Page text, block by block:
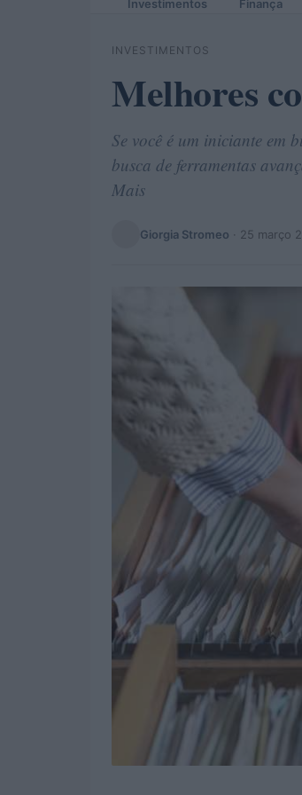
Investimentos Finança
INVESTIMENTOS
Melhores
Se você é um iniciante em
busca de ferramentas
Mais
Giorgia Stromeo · 25 março